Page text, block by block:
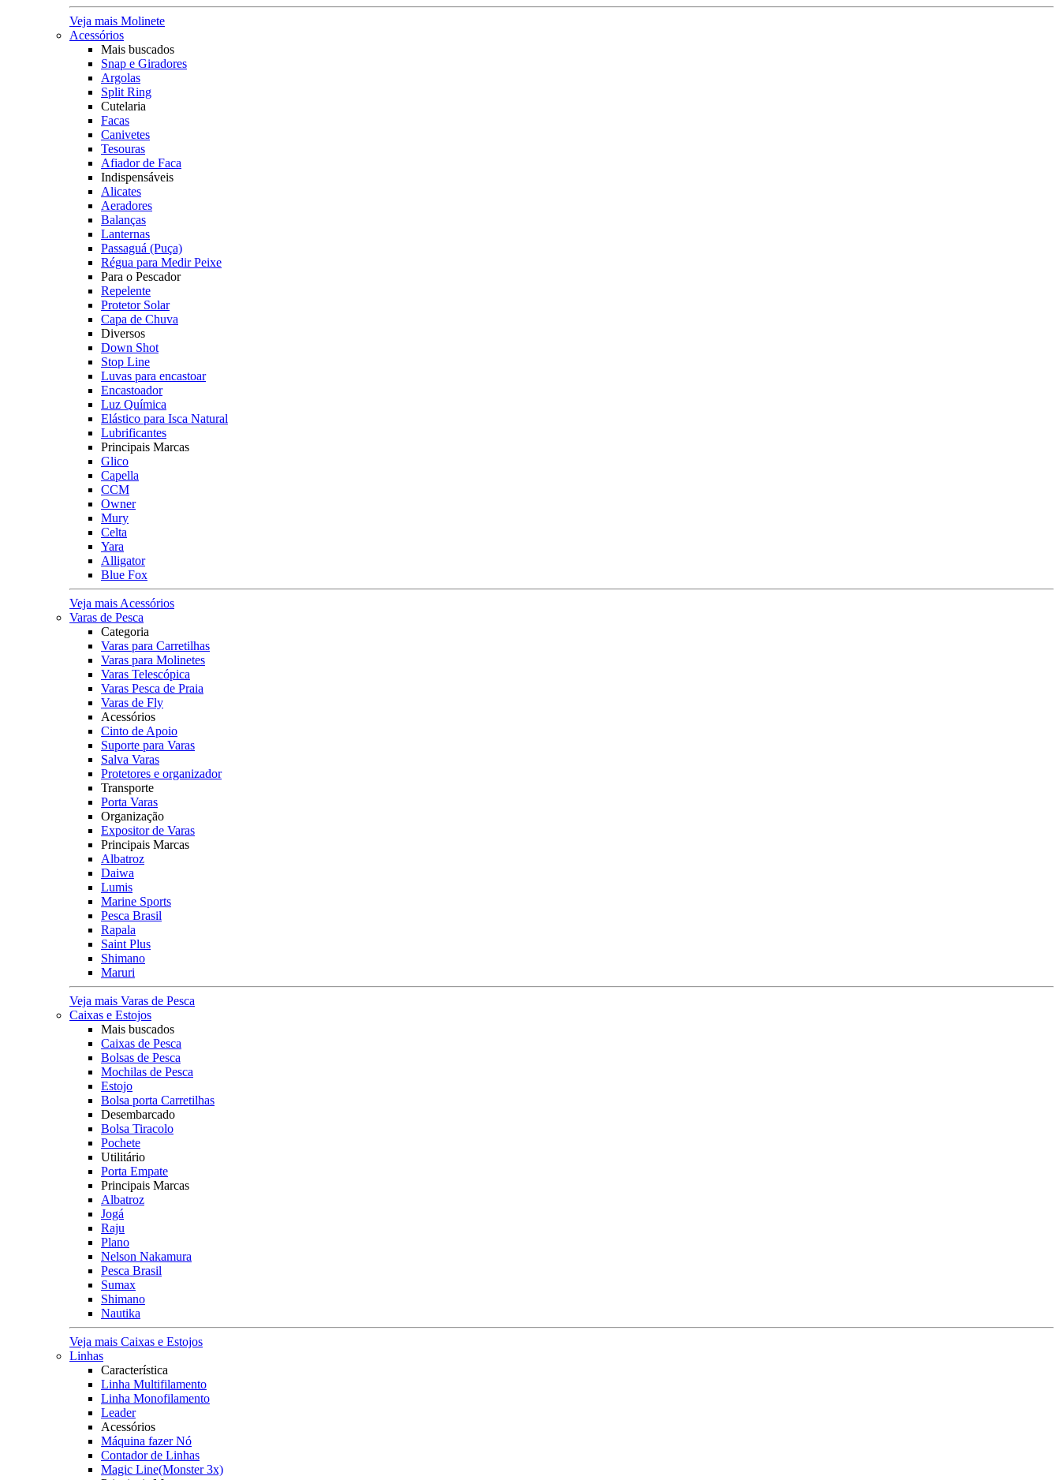
Veja mais Molinete
Acessórios
Mais buscados
Snap e Giradores
Argolas
Split Ring
Cutelaria
Facas
Canivetes
Tesouras
Afiador de Faca
Indispensáveis
Alicates
Aeradores
Balanças
Lanternas
Passaguá (Puça)
Régua para Medir Peixe
Para o Pescador
Repelente
Protetor Solar
Capa de Chuva
Diversos
Down Shot
Stop Line
Luvas para encastoar
Encastoador
Luz Química
Elástico para Isca Natural
Lubrificantes
Principais Marcas
Glico
Capella
CCM
Owner
Mury
Celta
Yara
Alligator
Blue Fox
Veja mais Acessórios
Varas de Pesca
Categoria
Varas para Carretilhas
Varas para Molinetes
Varas Telescópica
Varas Pesca de Praia
Varas de Fly
Acessórios
Cinto de Apoio
Suporte para Varas
Salva Varas
Protetores e organizador
Transporte
Porta Varas
Organização
Expositor de Varas
Principais Marcas
Albatroz
Daiwa
Lumis
Marine Sports
Pesca Brasil
Rapala
Saint Plus
Shimano
Maruri
Veja mais Varas de Pesca
Caixas e Estojos
Mais buscados
Caixas de Pesca
Bolsas de Pesca
Mochilas de Pesca
Estojo
Bolsa porta Carretilhas
Desembarcado
Bolsa Tiracolo
Pochete
Utilitário
Porta Empate
Principais Marcas
Albatroz
Jogá
Raju
Plano
Nelson Nakamura
Pesca Brasil
Sumax
Shimano
Nautika
Veja mais Caixas e Estojos
Linhas
Característica
Linha Multifilamento
Linha Monofilamento
Leader
Acessórios
Máquina fazer Nó
Contador de Linhas
Magic Line(Monster 3x)